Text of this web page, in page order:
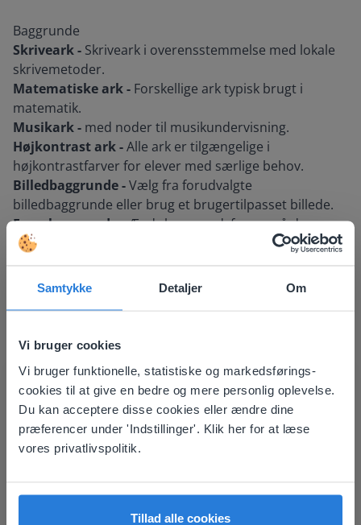
Samtykke Detaljer Om
Vi bruger cookies
Vi bruger funktionelle, statistiske og markedsførings-
cookies til at give en bedre og mere personlig oplevelse.
Du kan acceptere disse cookies eller ændre dine
præferencer under 'Indstillinger'. Klik her for at læse
vores privatlivspolitik.
Tillad alle cookies
Baggrunde
Skriveark - Skriveark i overensstemmelse med lokale
skrivemetoder.
Matematiske ark - Forskellige ark typisk brugt i
matematik.
Musikark - med noder til musikundervisning.
Højkontrast ark -Alle ark er tilgængelige i
højkontrastfarver for elever med særlige behov.
Billedbaggrunde -Vælg fra forudvalgte
billedbaggrunde eller brug et brugertilpasset billede.
Farvebaggrunde -Ændr baggrundsfarven på den
digitale tavle.
Layouts- Vælg mellem 8 nyttige layouts til at
strukturere information.
This website doesn't match
your location
Based on your location, we think you might
prefer to visit our English website. There you'll
English
Dansk